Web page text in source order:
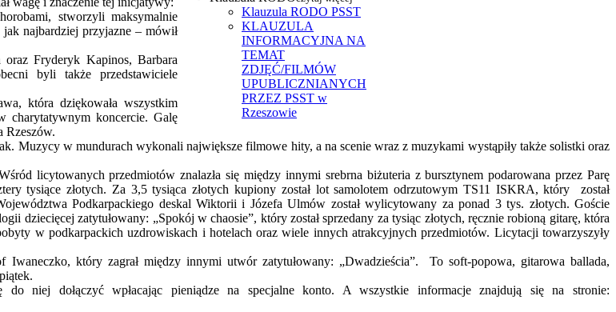
Klauzula RODO PSST
KLAUZULA
INFORMACYJNA NA
TEMAT
ZDJĘĆ/FILMÓW
UPUBLICZNIANYCH
PRZEZ PSST w
Rzeszowie
stworzyli maksymalnie
najbardziej przyjazne – mówił
oraz Fryderyk Kapinos, Barbara
byli także przedstawiciele
która dziękowała wszystkim
charytatywnym koncercie. Galę
Rzeszów.
Muzycy w mundurach wykonali największe filmowe hity, a na scenie wraz z muzykami wystąpiły także solistki oraz
licytowanych przedmiotów znalazła się między innymi srebrna biżuteria z bursztynem podarowana przez Parę
tysiące złotych. Za 3,5 tysiąca złotych kupiony został lot samolotem odrzutowym TS11 ISKRA, który został
Podkarpackiego deskal Wiktorii i Józefa Ulmów został wylicytowany za ponad 3 tys. złotych. Goście
dziecięcej zatytułowany: „Spokój w chaosie”, który został sprzedany za tysiąc złotych, ręcznie robioną gitarę, która
w podkarpackich uzdrowiskach i hotelach oraz wiele innych atrakcyjnych przedmiotów. Licytacji towarzyszyły
który zagrał między innymi utwór zatytułowany: „Dwadzieścia”. To soft-popowa, gitarowa ballada,
dołączyć wpłacając pieniądze na specjalne konto. A wszystkie informacje znajdują się na stronie: